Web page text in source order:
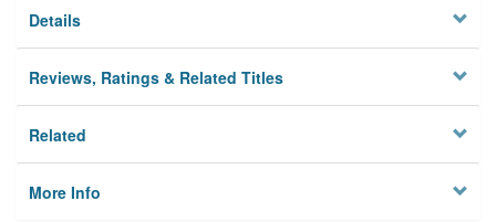
Details
Reviews, Ratings & Related Titles
Related
More Info